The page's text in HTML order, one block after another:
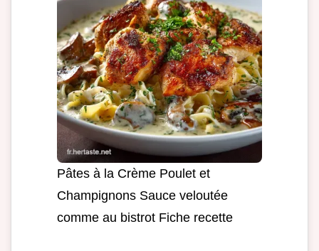
Pâtes à la Crème Poulet et
Champignons Sauce veloutée
comme au bistrot Fiche recette